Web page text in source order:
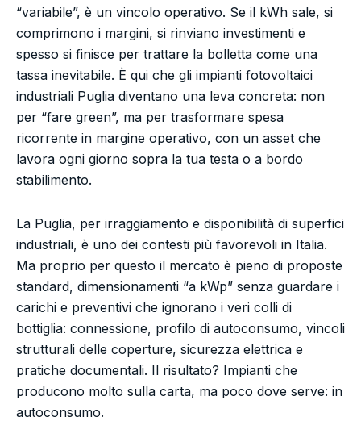
“variabile”, è un vincolo operativo. Se il kWh sale, si
comprimono i margini, si rinviano investimenti e
spesso si finisce per trattare la bolletta come una
tassa inevitabile. È qui che gli impianti fotovoltaici
industriali Puglia diventano una leva concreta: non
per “fare green”, ma per trasformare spesa
ricorrente in margine operativo, con un asset che
lavora ogni giorno sopra la tua testa o a bordo
stabilimento.
La Puglia, per irraggiamento e disponibilità di superfici
industriali, è uno dei contesti più favorevoli in Italia.
Ma proprio per questo il mercato è pieno di proposte
standard, dimensionamenti “a kWp” senza guardare i
carichi e preventivi che ignorano i veri colli di
bottiglia: connessione, profilo di autoconsumo, vincoli
strutturali delle coperture, sicurezza elettrica e
pratiche documentali. Il risultato? Impianti che
producono molto sulla carta, ma poco dove serve: in
autoconsumo.